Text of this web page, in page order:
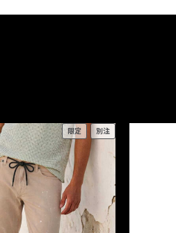
限定 別注